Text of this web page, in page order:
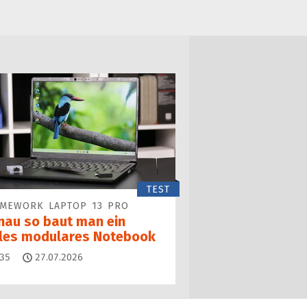
TEST
LAPTOP 13 PRO
so baut man ein
modulares Notebook
Kommentare
27.07.2026